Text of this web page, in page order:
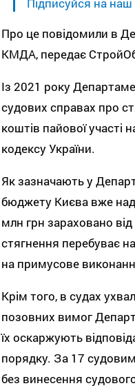
Про це повідомили в
КМДА, передає
Із 2021 року
судових справах про
коштів пайової участі
кодексу України.
Як зазначають у
бюджету Києва вже
млн грн зараховано
стягнення перебуває
на примусове
Крім того, в судах
позовних вимог
їх оскаржують
порядку. За 17
без винесення